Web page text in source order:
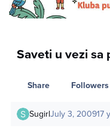
Saveti u vezi sa
Share Followers
SugirlJuly 3, 200917